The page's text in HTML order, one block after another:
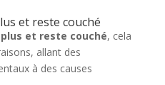
et reste couché
et reste couché, cela
allant des
à des causes